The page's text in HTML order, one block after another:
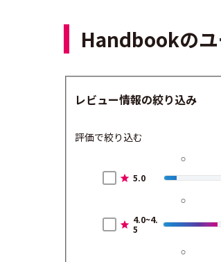
Handbookのユ
レビュー情報の絞り込み
評価で絞り込む
5.0
4.0~4.
5